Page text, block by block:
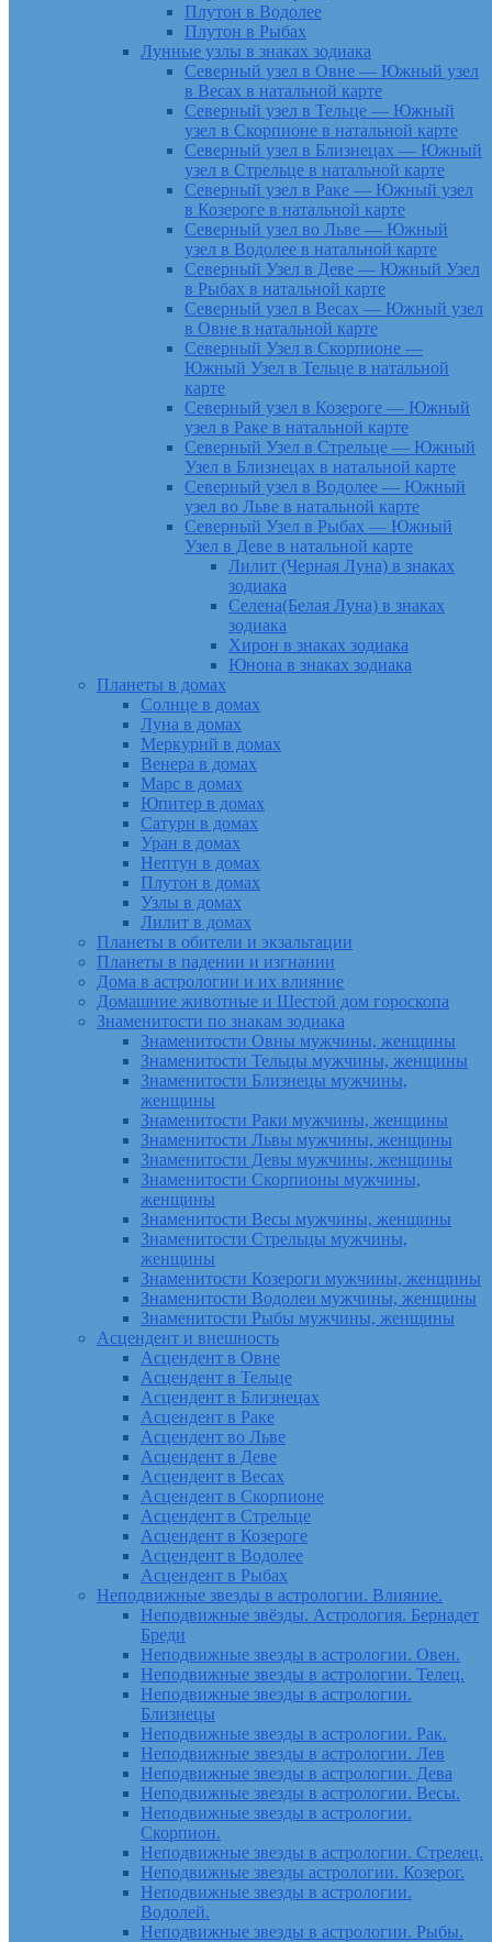
Плутон в Водолее
Плутон в Рыбах
Лунные узлы в знаках зодиака
Северный узел в Овне — Южный узел
в Весах в натальной карте
Северный узел в Тельце — Южный
узел в Скорпионе в натальной карте
Северный узел в Близнецах — Южный
узел в Стрельце в натальной карте
Северный узел в Раке — Южный узел
в Козероге в натальной карте
Северный узел во Льве — Южный
узел в Водолее в натальной карте
Северный Узел в Деве — Южный Узел
в Рыбах в натальной карте
Северный узел в Весах — Южный узел
в Овне в натальной карте
Северный Узел в Скорпионе —
Южный Узел в Тельце в натальной
карте
Северный узел в Козероге — Южный
узел в Раке в натальной карте
Северный Узел в Стрельце — Южный
Узел в Близнецах в натальной карте
Северный узел в Водолее — Южный
узел во Льве в натальной карте
Северный Узел в Рыбах — Южный
Узел в Деве в натальной карте
Лилит (Черная Луна) в знаках
зодиака
Селена(Белая Луна) в знаках
зодиака
Хирон в знаках зодиака
Юнона в знаках зодиака
Планеты в домах
Солнце в домах
Луна в домах
Меркурий в домах
Венера в домах
Марс в домах
Юпитер в домах
Сатурн в домах
Уран в домах
Нептун в домах
Плутон в домах
Узлы в домах
Лилит в домах
Планеты в обители и экзальтации
Планеты в падении и изгнании
Дома в астрологии и их влияние
Домашние животные и Шестой дом гороскопа
Знаменитости по знакам зодиака
Знаменитости Овны мужчины, женщины
Знаменитости Тельцы мужчины, женщины
Знаменитости Близнецы мужчины,
женщины
Знаменитости Раки мужчины, женщины
Знаменитости Львы мужчины, женщины
Знаменитости Девы мужчины, женщины
Знаменитости Скорпионы мужчины,
женщины
Знаменитости Весы мужчины, женщины
Знаменитости Стрельцы мужчины,
женщины
Знаменитости Козероги мужчины, женщины
Знаменитости Водолеи мужчины, женщины
Знаменитости Рыбы мужчины, женщины
Асцендент и внешность
Асцендент в Овне
Асцендент в Тельце
Асцендент в Близнецах
Асцендент в Раке
Асцендент во Льве
Асцендент в Деве
Асцендент в Весах
Асцендент в Скорпионе
Асцендент в Стрельце
Асцендент в Козероге
Асцендент в Водолее
Асцендент в Рыбах
Неподвижные звезды в астрологии. Влияние.
Неподвижные звёзды. Астрология. Бернадет
Бреди
Неподвижные звезды в астрологии. Овен.
Неподвижные звезды в астрологии. Телец.
Неподвижные звезды в астрологии.
Близнецы
Неподвижные звезды в астрологии. Рак.
Неподвижные звезды в астрологии. Лев
Неподвижные звезды в астрологии. Дева
Неподвижные звезды в астрологии. Весы.
Неподвижные звезды в астрологии.
Скорпион.
Неподвижные звезды в астрологии. Стрелец.
Неподвижные звезды астрологии. Козерог.
Неподвижные звезды в астрологии.
Водолей.
Неподвижные звезды в астрологии. Рыбы.